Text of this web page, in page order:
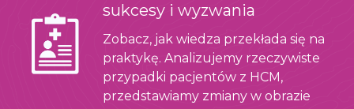
sukcesy i wyzwania
Zobacz, jak wiedza przekłada się na
praktykę. Analizujemy rzeczywiste
przypadki pacjentów z HCM,
przedstawiamy zmiany w obrazie